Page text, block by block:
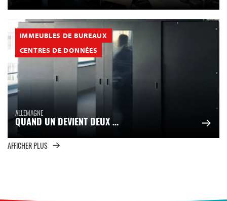
IMMEUBLES DE BUREAUX
CENTRES DE DONNÉES
ALLEMAGNE
QUAND UN DEVIENT DEUX …
AFFICHER PLUS